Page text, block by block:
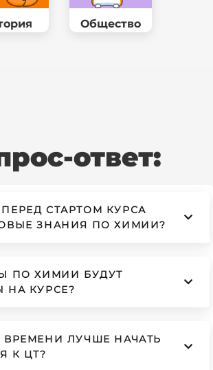
Общество
ответ:
СТАРТОМ КУРСА
ПО ХИМИИ БУДУТ
НА КУРСЕ?
ЛУЧШЕ НАЧАТЬ
К ЦТ?